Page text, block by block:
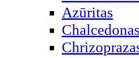
Azūritas
Chalcedonas